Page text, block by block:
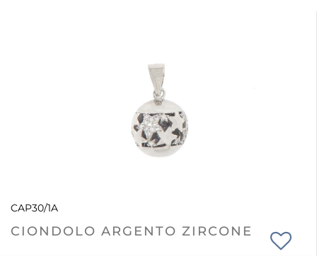
CAP30/1A
CIONDOLO ARGENTO ZIRCONE